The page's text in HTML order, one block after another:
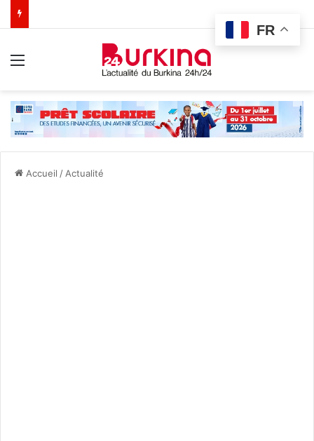
Accueil / Actualité
FR